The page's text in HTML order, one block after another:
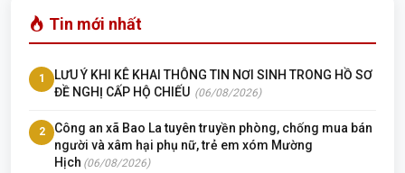
Tin mới nhất
1
LƯU Ý KHI KÊ KHAI THÔNG TIN NƠI SINH TRONG HỒ SƠ
ĐỀ NGHỊ CẤP HỘ CHIẾU (06/08/2026)
2
Công an xã Bao La tuyên truyền phòng, chống mua bán
người và xâm hại phụ nữ, trẻ em xóm Mường
Hịch (06/08/2026)